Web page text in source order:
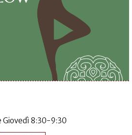
Giovedì 8:30-9:30